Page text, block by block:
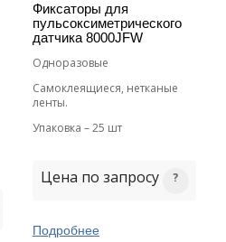
Фиксаторы для
пульсоксиметрического
датчика 8000JFW
Одноразовые
Самоклеящиеся, нетканые
ленты.
Упаковка – 25 шт
Цена по запросу
Подробнее